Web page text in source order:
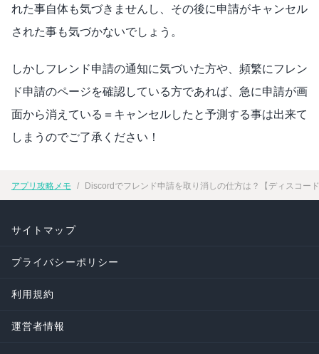
れた事自体も気づきませんし、その後に申請がキャンセル
された事も気づかないでしょう。
しかしフレンド申請の通知に気づいた方や、頻繁にフレン
ド申請のページを確認している方であれば、急に申請が画
面から消えている＝キャンセルしたと予測する事は出来て
しまうのでご了承ください！
アプリ攻略メモ Discordでフレンド申請を取り消しの仕方は？【ディスコー
サイトマップ
プライバシーポリシー
利用規約
運営者情報